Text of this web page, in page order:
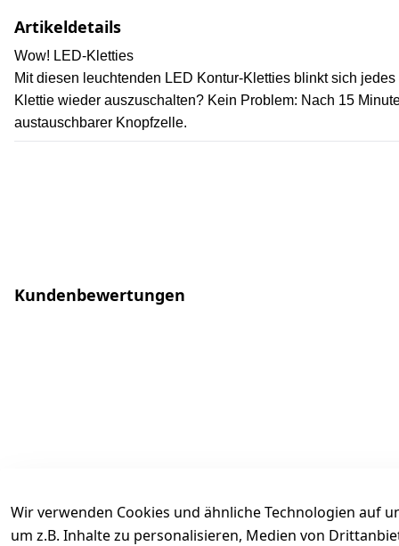
Artikeldetails
Wow! LED-Kletties
Mit diesen leuchtenden LED Kontur-Kletties blinkt sich
Klettie wieder auszuschalten? Kein Problem: Nach 15
austauschbarer Knopfzelle.
Kundenbewertungen
Wir verwenden Cookies und ähnliche Technologien auf
um z.B. Inhalte zu personalisieren, Medien von